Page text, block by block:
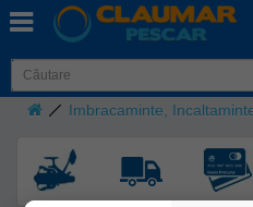
Imbracaminte,